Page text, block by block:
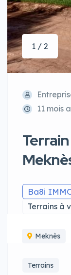
1 / 2
11 mois
Ba8i
Terrains à
Meknès
Terrains